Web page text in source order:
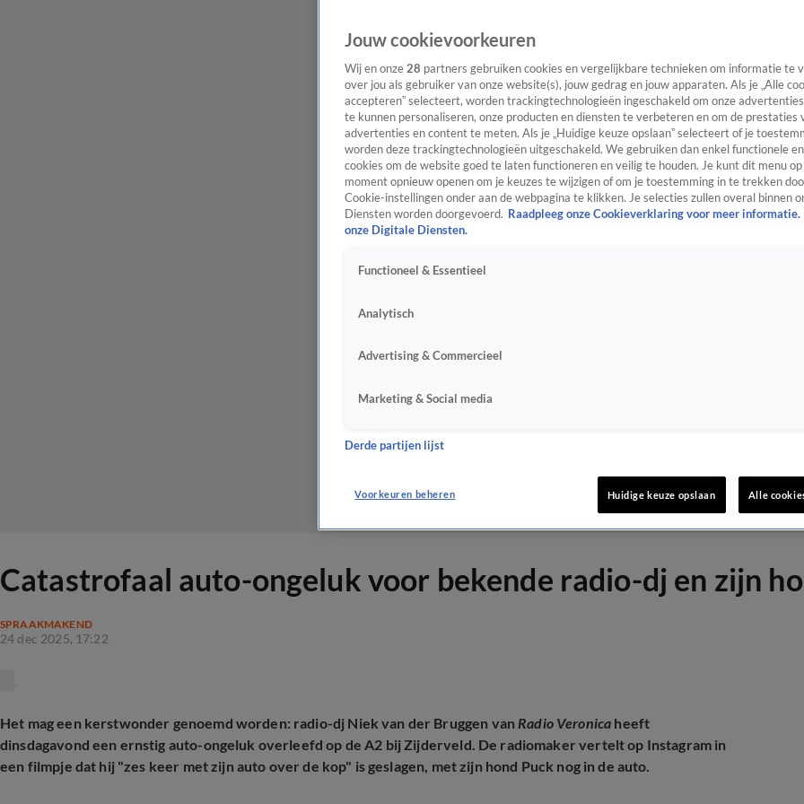
Catastrofaal auto-ongeluk voor bekende radio-dj en zijn
SPRAAKMAKEND
24 dec 2025, 17:22
Het mag een kerstwonder genoemd worden: radio-dj Niek van der Bruggen van Radio Veronica heeft
dinsdagavond een ernstig auto-ongeluk overleefd op de A2 bij Zijderveld. De radiomaker vertelt op Instagram in
een filmpje dat hij "zes keer met zijn auto over de kop" is geslagen, met zijn hond Puck nog in de auto.
Jouw cookievoorkeuren
Wij en onze 28 partners gebruiken cookies en vergelijkbare technieken om informatie te
over jou als gebruiker van onze website(s), jouw gedrag en jouw apparaten. Als je „Alle
accepteren” selecteert, worden trackingtechnologieën ingeschakeld om onze
te kunnen personaliseren, onze producten en diensten te verbeteren en om de prestaties
advertenties en content te meten. Als je „Huidige keuze opslaan” selecteert of je
worden deze trackingtechnologieën uitgeschakeld. We gebruiken dan enkel functionele
cookies om de website goed te laten functioneren en veilig te houden. Je kunt dit menu
moment opnieuw openen om je keuzes te wijzigen of om je toestemming in te trekken
Cookie-instellingen onder aan de webpagina te klikken. Je selecties zullen overal binnen
Diensten worden doorgevoerd. Raadpleeg onze Cookieverklaring voor meer informatie.
onze Digitale Diensten.
Functioneel & Essentieel
Analytisch
Advertising & Commercieel
Marketing & Social media
Derde partijen lijst
Voorkeuren beheren Huidige keuze opslaan Alle